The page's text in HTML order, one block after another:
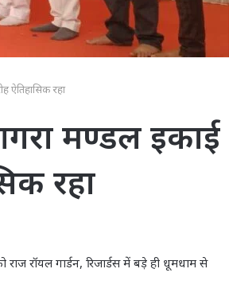
ऐतिहासिक रहा
मण्डल इकाई
रहा
राज रॉयल गार्डन, रिजार्डस में बड़े ही धूमधाम से